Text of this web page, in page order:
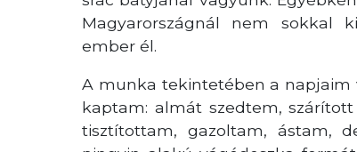
Magyarországnál nem sokkal
ember él.
A munka tekintetében a napjaim
kaptam: almát szedtem,
tisztítottam, gazoltam, ástam,